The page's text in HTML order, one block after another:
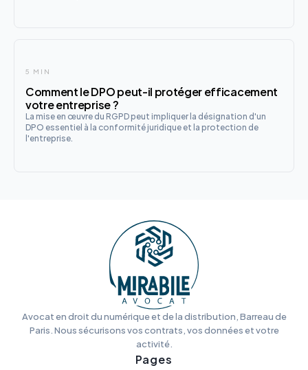
5 MIN
Comment le DPO peut-il protéger efficacement
votre entreprise ?
La mise en œuvre du RGPD peut impliquer la désignation d'un
DPO essentiel à la conformité juridique et la protection de
l'entreprise.
Avocat en droit du numérique et de la distribution, Barreau de
Paris. Nous sécurisons vos contrats, vos données et votre
activité.
Pages